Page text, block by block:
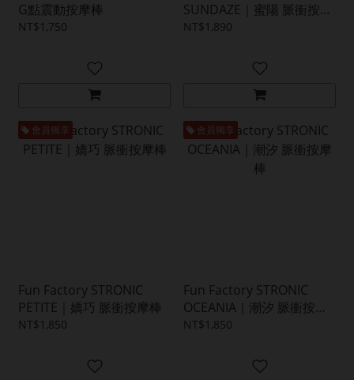
G點震動按摩棒
NT$1,750
SUNDAZE｜蜜陽 脈衝按摩
棒
NT$1,890
會員獨享
Fun Factory STRONIC
PETITE｜嬌巧 脈衝按摩棒
NT$1,850
會員獨享
Fun Factory STRONIC
OCEANIA｜潮汐 脈衝按摩
棒
NT$1,850